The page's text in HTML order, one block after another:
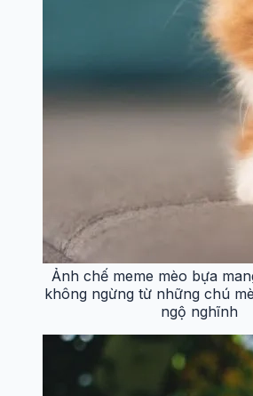
Ảnh chế meme mèo bựa
không ngừng từ những chú
ngộ nghĩnh